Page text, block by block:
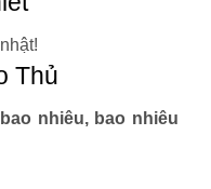
Thủ
nhiêu, bao nhiêu